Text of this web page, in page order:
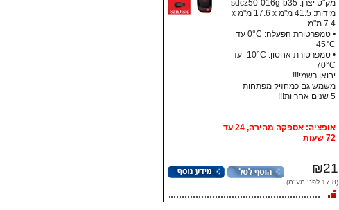
מק"ט יצרן: sdcz50-016g-b35
מידות: ‏41.5 מ"מ x ‏17.6 מ"מ x
‏7.4 מ"מ
• טמפרטורת הפעלה: ‏0°C עד
45°C
• טמפרטורת אחסון:‏ 10°C- עד
70°C
יבואן רשמי!!!
משמש גם כמחזיק מפתחות
5 שנים אחריות!!!
אופציה: אספקה מהירה, 24 עד
72 שעות
₪21
(17.8 לפני מע"מ)